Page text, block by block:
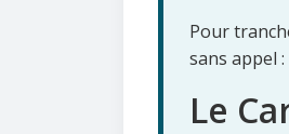
Pour
sans appel
Le